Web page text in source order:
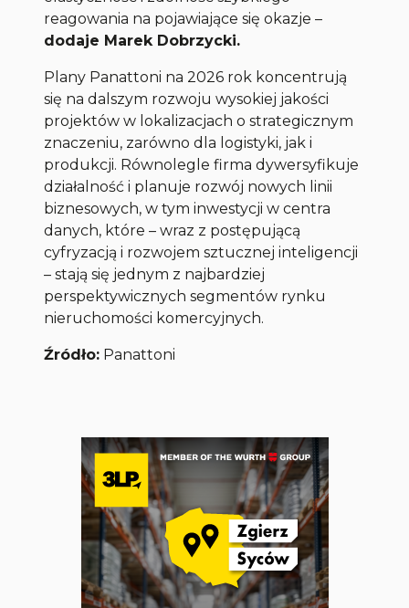
reagowania na pojawiające się okazje –
dodaje Marek Dobrzycki.
Plany Panattoni na 2026 rok koncentrują
się na dalszym rozwoju wysokiej jakości
projektów w lokalizacjach o strategicznym
znaczeniu, zarówno dla logistyki, jak i
produkcji. Równolegle firma dywersyfikuje
działalność i planuje rozwój nowych linii
biznesowych, w tym inwestycji w centra
danych, które – wraz z postępującą
cyfryzacją i rozwojem sztucznej inteligencji
– stają się jednym z najbardziej
perspektywicznych segmentów rynku
nieruchomości komercyjnych.
Źródło: Panattoni